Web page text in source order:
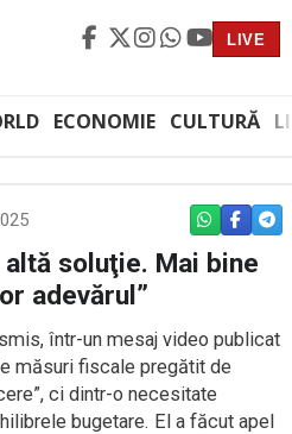
LIVE
ECONOMIE CULTURĂ
WHATSAPP
altă soluţie. Mai bine
adevărul”
într-un mesaj video publicat
măsuri fiscale pregătit de
ci dintr-o necesitate
bugetare. El a făcut apel